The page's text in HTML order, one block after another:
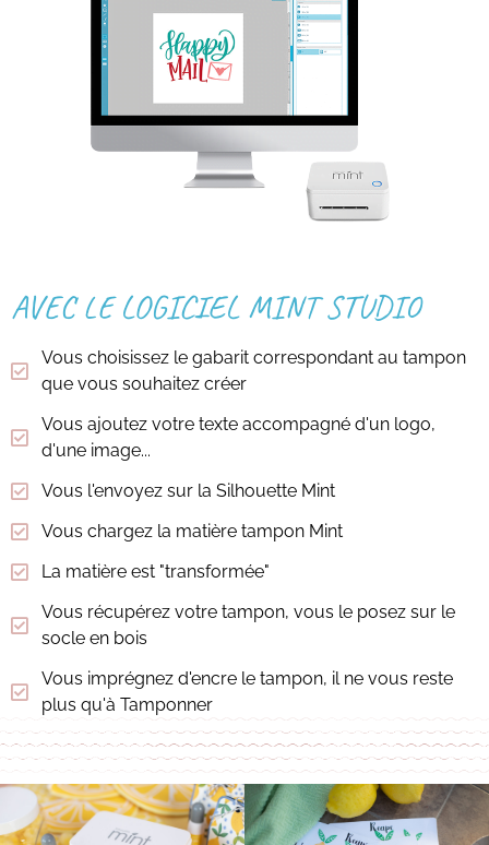
AVEC LE LOGICIEL MINT STUDIO
Vous choisissez le gabarit correspondant au tampon
que vous souhaitez créer
Vous ajoutez votre texte accompagné d'un logo,
d'une image...
Vous l'envoyez sur la Silhouette Mint
Vous chargez la matière tampon Mint
La matière est "transformée"
Vous récupérez votre tampon, vous le posez sur le
socle en bois
Vous imprégnez d'encre le tampon, il ne vous reste
plus qu'à Tamponner